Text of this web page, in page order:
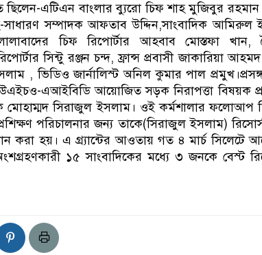
ছিলেন-এটিএন বাংলার ব্যুরো চিফ শাহ মুজিবুর
সাধারণ সম্পাদক আফতাব উদ্দিন,সাংবাদিক আমিরুল
চিফ রিপোর্টার আহবাব মোস্তফা খান,
সিন্টু রঞ্জন চন্দ, ফ্রান্স প্রবাসী জাকারিয়া
, ভিডিও জার্নালিস্ট অনিল কুমার পাল
এআইবিডি আয়োজিত সড়ক নিরাপত্তা বিষয়ক
মোহাম্মদ সিরাজুল ইসলাম। ওই কর্মশালার ফলোআপ
পরিচালনার জন্য তাকে(সিরাজুল ইসলাম)
করা হয়। এ গ্র্যান্টের আওতায় গত ৪ মার্চ সিলেটে
১৫ সাংবাদিকের মধ্যে ৩ জনকে বেস্ট